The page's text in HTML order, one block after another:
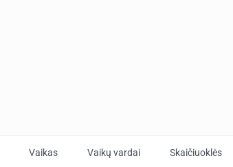
Vaikas Vaikų vardai Skaičiuoklės